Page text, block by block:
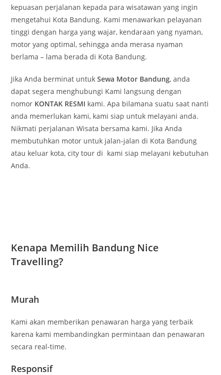
kepuasan perjalanan kepada para wisatawan yang ingin
mengetahui Kota Bandung. Kami menawarkan pelayanan
tinggi dengan harga yang wajar, kendaraan yang nyaman,
motor yang optimal, sehingga anda merasa nyaman
berlama – lama berada di Kota Bandung.
Jika Anda berminat untukSewa Motor Bandung, anda
dapat segera menghubungi Kami langsung dengan
nomor KONTAK RESMI kami. Apa bilamana suatu saat nanti
anda memerlukan kami, kami siap untuk melayani anda.
Nikmati perjalanan Wisata bersama kami. Jika Anda
membutuhkan motor untuk jalan-jalan di Kota Bandung
atau keluar kota, city tour di kami siap melayani kebutuhan
Anda.
Kenapa Memilih Bandung Nice
Travelling?
Murah
Kami akan memberikan penawaran harga yang terbaik
karena kami membandingkan permintaan dan penawaran
secara real-time.
Responsif